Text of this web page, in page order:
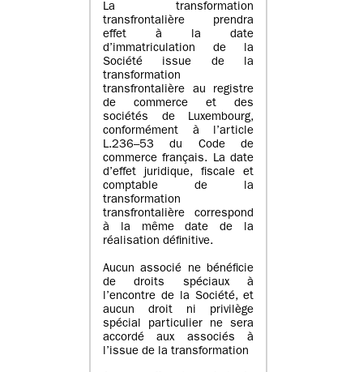
La transformation
transfrontalière prendra
effet à la date
d’immatriculation de la
Société issue de la
transformation
transfrontalière au registre
de commerce et des
sociétés de Luxembourg,
conformément à l’article
L.236–53 du Code de
commerce français. La date
d’effet juridique, fiscale et
comptable de la
transformation
transfrontalière correspond
à la même date de la
réalisation définitive.
Aucun associé ne bénéficie
de droits spéciaux à
l’encontre de la Société, et
aucun droit ni privilège
spécial particulier ne sera
accordé aux associés à
l’issue de la transformation